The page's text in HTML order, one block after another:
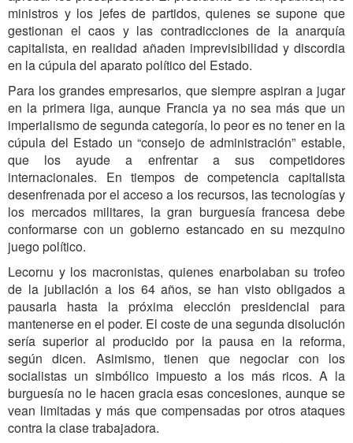
ministros y los jefes de partidos, quienes se supone que
gestionan el caos y las contradicciones de la anarquía
capitalista, en realidad añaden imprevisibilidad y discordia
en la cúpula del aparato político del Estado.
Para los grandes empresarios, que siempre aspiran a jugar
en la primera liga, aunque Francia ya no sea más que un
imperialismo de segunda categoría, lo peor es no tener en la
cúpula del Estado un “consejo de administración” estable,
que los ayude a enfrentar a sus competidores
internacionales. En tiempos de competencia capitalista
desenfrenada por el acceso a los recursos, las tecnologías y
los mercados militares, la gran burguesía francesa debe
conformarse con un gobierno estancado en su mezquino
juego político.
Lecornu y los macronistas, quienes enarbolaban su trofeo
de la jubilación a los 64 años, se han visto obligados a
pausarla hasta la próxima elección presidencial para
mantenerse en el poder. El coste de una segunda disolución
sería superior al producido por la pausa en la reforma,
según dicen. Asimismo, tienen que negociar con los
socialistas un simbólico impuesto a los más ricos. A la
burguesía no le hacen gracia esas concesiones, aunque se
vean limitadas y más que compensadas por otros ataques
contra la clase trabajadora.